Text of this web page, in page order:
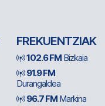
FREKUENTZIAK
102.6 FM Bizkaia
91.9 FM
Durangaldea
96.7 FM Markina